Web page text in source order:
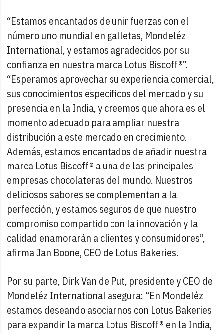
“Estamos encantados de unir fuerzas con el
número uno mundial en galletas, Mondeléz
International, y estamos agradecidos por su
confianza en nuestra marca Lotus Biscoff®”.
“Esperamos aprovechar su experiencia comercial,
sus conocimientos específicos del mercado y su
presencia en la India, y creemos que ahora es el
momento adecuado para ampliar nuestra
distribución a este mercado en crecimiento.
Además, estamos encantados de añadir nuestra
marca Lotus Biscoff® a una de las principales
empresas chocolateras del mundo. Nuestros
deliciosos sabores se complementan a la
perfección, y estamos seguros de que nuestro
compromiso compartido con la innovación y la
calidad enamorarán a clientes y consumidores”,
afirma Jan Boone, CEO de Lotus Bakeries.
Por su parte, Dirk Van de Put, presidente y CEO de
Mondeléz International asegura: “En Mondeléz
estamos deseando asociarnos con Lotus Bakeries
para expandir la marca Lotus Biscoff® en la India,